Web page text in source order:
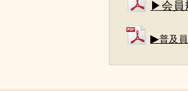
▶会員
▶普及